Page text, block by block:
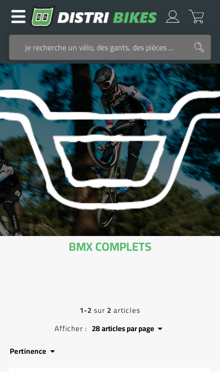
BMX COMPLETS
1-2sur 2articles
Afficher : 28articles par page
Pertinence 